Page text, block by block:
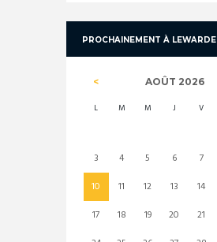
PROCHAINEMENT À LEWARDE
AOÛT 2026
L M M J V
3
4 5 6 7
10
11 12 13 14
17
18 19 20 21